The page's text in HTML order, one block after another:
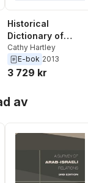
Historical
Dictionary of
British Women
Cathy Hartley
E-bok 2013
3 729 kr
av